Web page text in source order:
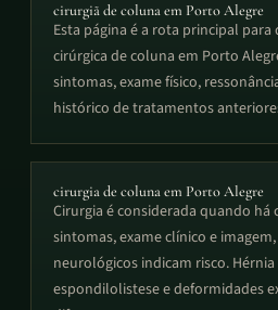
cirurgiã de coluna em Porto Alegre
Esta página é a rota principal
cirúrgica de coluna em Porto
sintomas, exame físico,
histórico de tratamentos
cirurgia de coluna em Porto Alegre
Cirurgia é considerada quando há
sintomas, exame clínico e
neurológicos indicam risco.
espondilolistese e deformidades